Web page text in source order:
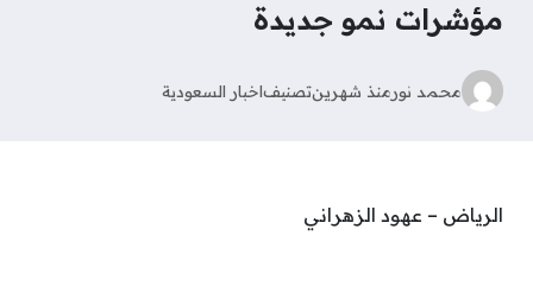
مؤشرات نمو جديدة
محمد نورمنذ شهرينتصنيفاخبار السعودية
الرياض – عهود الزهراني